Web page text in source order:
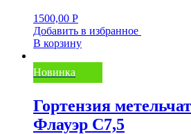
1500,00 Р
Добавить в избранное
В корзину
Новинка
Гортензия
Флауэр C7,5